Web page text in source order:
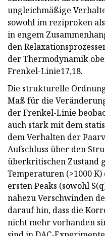
ungleichmäßige
sowohl im reziproken
in engem
den
der Thermodynamik
Frenkel-Linie17,18.
Die strukturelle
Maß für die
der Frenkel-Linie
auch stark mit dem
dem Verhalten der
Aufschluss über den
überkritischen Zustand
Temperaturen (>1000
ersten Peaks (sowohl
nahezu Verschwinden
darauf hin, dass die
nicht mehr vorhanden